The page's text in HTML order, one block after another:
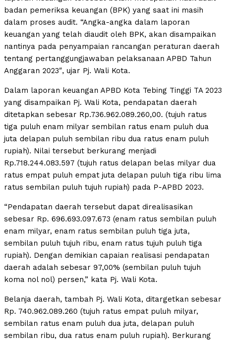
badan pemeriksa keuangan (BPK) yang saat ini masih
dalam proses audit. “Angka-angka dalam laporan
keuangan yang telah diaudit oleh BPK, akan disampaikan
nantinya pada penyampaian rancangan peraturan daerah
tentang pertanggungjawaban pelaksanaan APBD Tahun
Anggaran 2023″, ujar Pj. Wali Kota.
Dalam laporan keuangan APBD Kota Tebing Tinggi TA 2023
yang disampaikan Pj. Wali Kota, pendapatan daerah
ditetapkan sebesar Rp.736.962.089.260,00. (tujuh ratus
tiga puluh enam milyar sembilan ratus enam puluh dua
juta delapan puluh sembilan ribu dua ratus enam puluh
rupiah). Nilai tersebut berkurang menjadi
Rp.718.244.083.597 (tujuh ratus delapan belas milyar dua
ratus empat puluh empat juta delapan puluh tiga ribu lima
ratus sembilan puluh tujuh rupiah) pada P-APBD 2023.
“Pendapatan daerah tersebut dapat direalisasikan
sebesar Rp. 696.693.097.673 (enam ratus sembilan puluh
enam milyar, enam ratus sembilan puluh tiga juta,
sembilan puluh tujuh ribu, enam ratus tujuh puluh tiga
rupiah). Dengan demikian capaian realisasi pendapatan
daerah adalah sebesar 97,00% (sembilan puluh tujuh
koma nol nol) persen,” kata Pj. Wali Kota.
Belanja daerah, tambah Pj. Wali Kota, ditargetkan sebesar
Rp. 740.962.089.260 (tujuh ratus empat puluh milyar,
sembilan ratus enam puluh dua juta, delapan puluh
sembilan ribu, dua ratus enam puluh rupiah). Berkurang